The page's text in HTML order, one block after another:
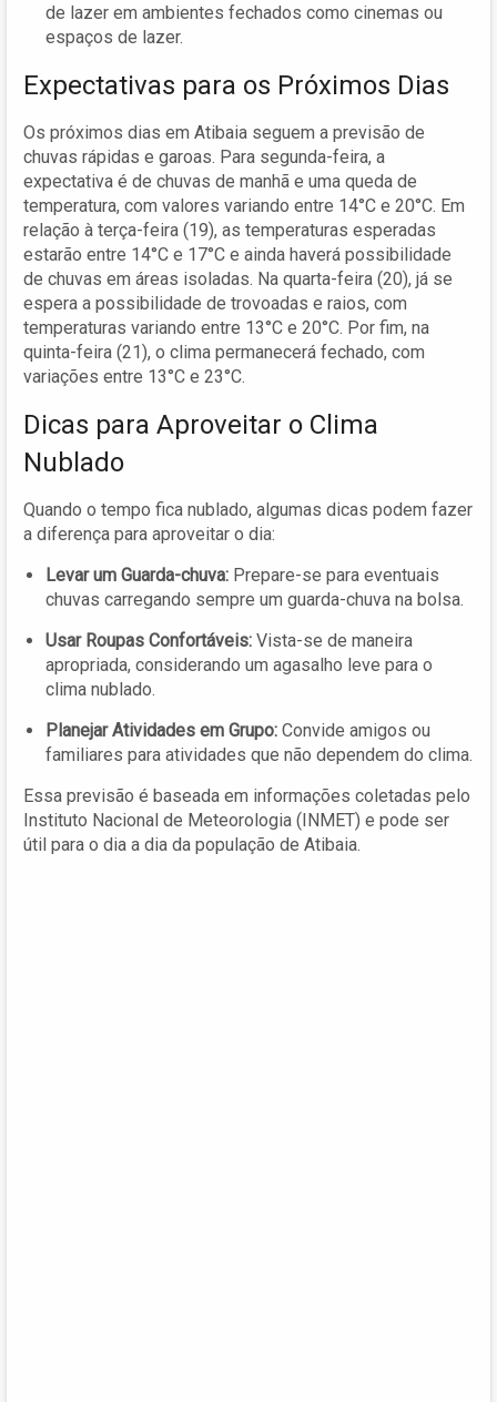
de lazer em ambientes fechados como cinemas ou
espaços de lazer.
Expectativas para os Próximos Dias
Os próximos dias em Atibaia seguem a previsão de
chuvas rápidas e garoas. Para segunda-feira, a
expectativa é de chuvas de manhã e uma queda de
temperatura, com valores variando entre 14°C e 20°C. Em
relação à terça-feira (19), as temperaturas esperadas
estarão entre 14°C e 17°C e ainda haverá possibilidade
de chuvas em áreas isoladas. Na quarta-feira (20), já se
espera a possibilidade de trovoadas e raios, com
temperaturas variando entre 13°C e 20°C. Por fim, na
quinta-feira (21), o clima permanecerá fechado, com
variações entre 13°C e 23°C.
Dicas para Aproveitar o Clima
Nublado
Quando o tempo fica nublado, algumas dicas podem fazer
a diferença para aproveitar o dia:
Levar um Guarda-chuva: Prepare-se para eventuais
chuvas carregando sempre um guarda-chuva na bolsa.
Usar Roupas Confortáveis: Vista-se de maneira
apropriada, considerando um agasalho leve para o
clima nublado.
Planejar Atividades em Grupo: Convide amigos ou
familiares para atividades que não dependem do clima.
Essa previsão é baseada em informações coletadas pelo
Instituto Nacional de Meteorologia (INMET) e pode ser
útil para o dia a dia da população de Atibaia.